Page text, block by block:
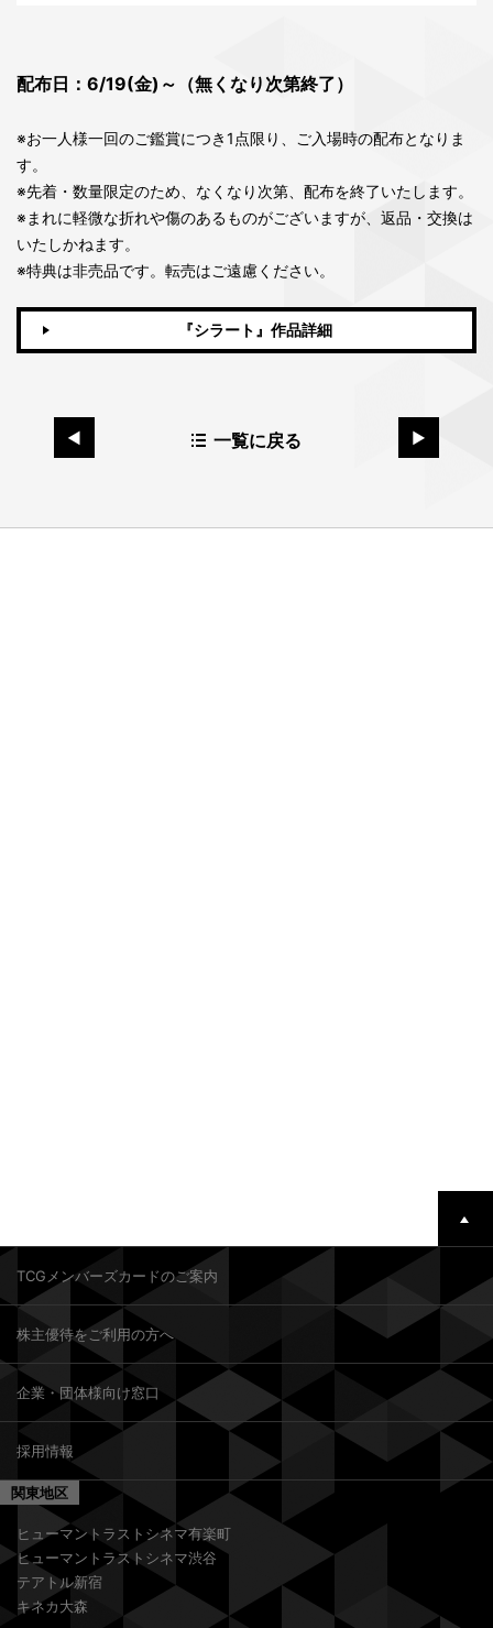
配布日：6/19(金)～（無くなり次第終了）
※お一人様一回のご鑑賞につき1点限り、ご入場時の配布となりま
す。
※先着・数量限定のため、なくなり次第、配布を終了いたします。
※まれに軽微な折れや傷のあるものがございますが、返品・交換は
いたしかねます。
※特典は非売品です。転売はご遠慮ください。
『シラート』作品詳細
一覧に戻る
TCGメンバーズカードのご案内
株主優待をご利用の方へ
企業・団体様向け窓口
採用情報
関東地区
ヒューマントラストシネマ有楽町
ヒューマントラストシネマ渋谷
テアトル新宿
キネカ大森